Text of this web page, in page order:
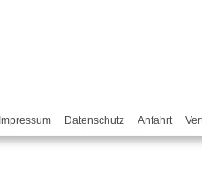
Impressum Datenschutz Anfahrt